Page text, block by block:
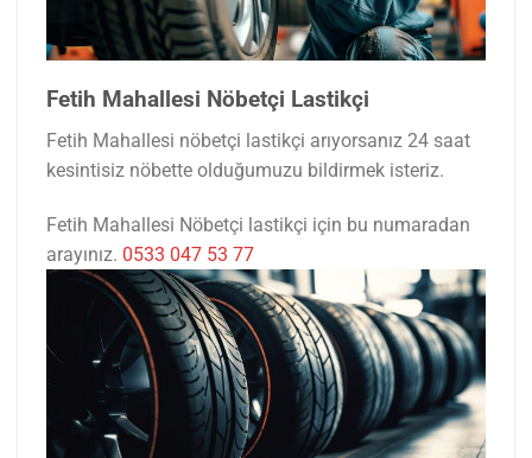
Fetih Mahallesi Nöbetçi Lastikçi
Fetih Mahallesi nöbetçi lastikçi arıyorsanız 24 saat
kesintisiz nöbette olduğumuzu bildirmek isteriz.
Fetih Mahallesi Nöbetçi lastikçi için bu numaradan
arayınız. 0533 047 53 77